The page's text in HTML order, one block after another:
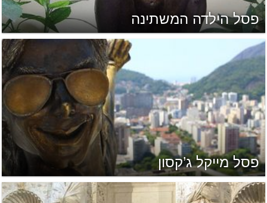
פסל הילדה המשתינה
פסל מייקל ג’קסון